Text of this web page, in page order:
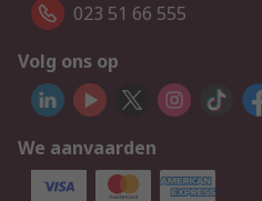
023 51 66 555
Volg ons op
We aanvaarden